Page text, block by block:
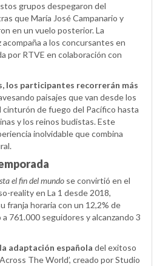
grupos despegaron del
que María José Campanario y
en un vuelo posterior. La
a los concursantes en
por RTVE en colaboración con
los participantes recorrerán más
paisajes que van desde los
de fuego del Pacífico hasta
y los reinos budistas. Este
inolvidable que combina
el fin del mundo se convirtió en el
reality en La 1 desde 2018,
franja horaria con un 12,2% de
761.000 seguidores y alcanzando 3
adaptación española del exitoso
The World’, creado por Studio